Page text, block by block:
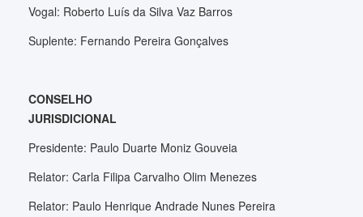
Vogal: Roberto Luís da Silva Vaz Barros
Suplente: Fernando Pereira Gonçalves
CONSELHO
JURISDICIONAL
Presidente: Paulo Duarte Moniz Gouveia
Relator: Carla Filipa Carvalho Olim Menezes
Relator: Paulo Henrique Andrade Nunes Pereira